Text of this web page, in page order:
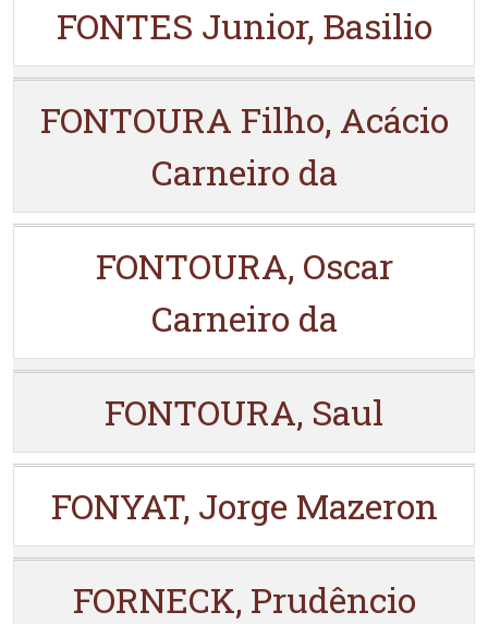
FONTES Junior, Basilio
FONTOURA Filho, Acácio
Carneiro da
FONTOURA, Oscar
Carneiro da
FONTOURA, Saul
FONYAT, Jorge Mazeron
FORNECK, Prudêncio